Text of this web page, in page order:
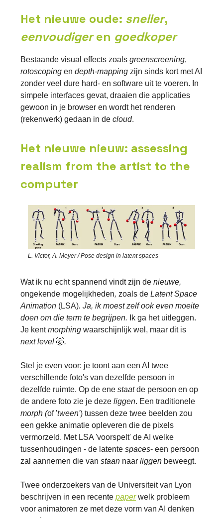
Het nieuwe oude: sneller,
eenvoudigeren goedkoper
Bestaande visual effects zoals greenscreening,
rotoscoping en depth-mapping zijn sinds kort met AI
zonder veel dure hard- en software uit te voeren. In
simpele interfaces gevat, draaien die applicaties
gewoon in je browser en wordt het renderen
(rekenwerk) gedaan in de cloud.
Het nieuwe nieuw: assessing
realism from the artist to the
computer
L. Victor, A. Meyer / Pose design in latent spaces
Wat ik nu echt spannend vindt zijn de nieuwe,
ongekende mogelijkheden, zoals de Latent Space
Animation (LSA). Ja, ik moest zelf ook even moeite
doen om die term te begrijpen.
Ik ga het uitleggen.
Je kentmorphing waarschijnlijk wel, maar dit is
next level 🤯.
Stel je even voor: je toont aan een AI twee
verschillende foto's van dezelfde persoon in
dezelfde ruimte. Op de ene staatde persoon en op
de andere foto zie je deze liggen. Een traditionele
morph (of 'tween') tussen deze twee beelden zou
een gekke animatie opleveren die de pixels
vermorzeld. Met LSA 'voorspelt' de AI welke
tussenhoudingen - de latente spaces- een persoon
zal aannemen die van staan naar liggen beweegt.
Twee onderzoekers van de Universiteit van Lyon
beschrijven in een recente paperwelk probleem
voor animatoren ze met deze vorm van AI denken